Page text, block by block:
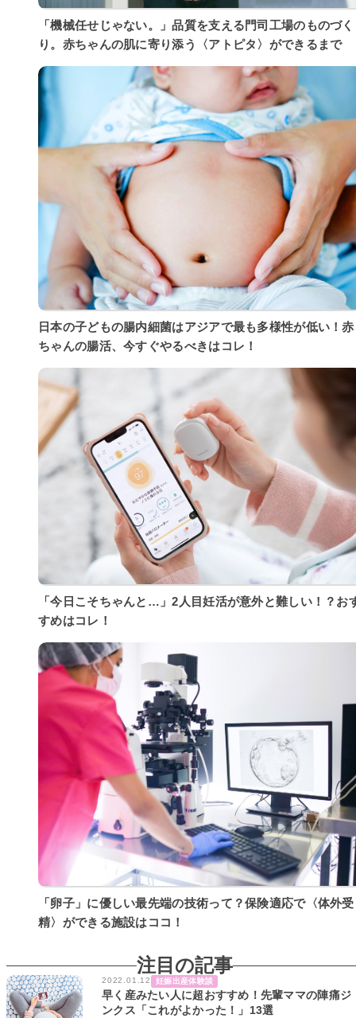
「機械任せじゃない。」品質を支える門司工場のものづく
り。赤ちゃんの肌に寄り添う〈アトピタ〉ができるまで
日本の子どもの腸内細菌はアジアで最も多様性が低い！赤
ちゃんの腸活、今すぐやるべきはコレ！
「今日こそちゃんと…」2人目妊活が意外と難しい！？お
すめはコレ！
「卵子」に優しい最先端の技術って？保険適応で〈体外受
精〉ができる施設はココ！
注目の記事
2022.01.12 妊娠出産体験談
早く産みたい人に超おすすめ！先輩ママの陣痛ジ
ンクス「これがよかった！」13選